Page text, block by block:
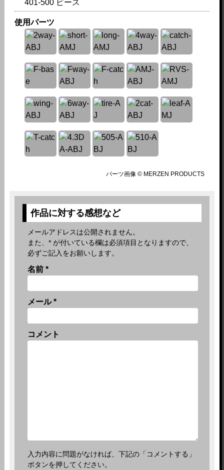
401-500 ピース
使用パーツ
パーツ画像 © MERZEN PRODUCTS
作品に対する感想など
メールアドレスは公開されません。
また、 *が付いている欄は必須項目となりますので、
必ずご記入をお願いします。
名前 *
メール*
コメント
入力内容に問題がなければ、下記の「コメントする」
ボタンを押してください。